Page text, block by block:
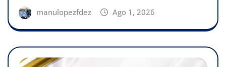
manulopezfdez Ago 1, 2026